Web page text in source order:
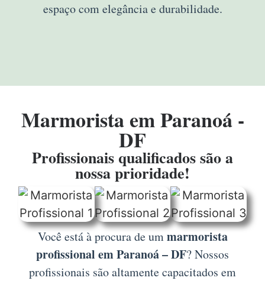
espaço com elegância e durabilidade.
Marmorista em Paranoá -
DF
Profissionais qualificados são a
nossa prioridade!
Você está à procura de ummarmorista
profissional em Paranoá – DF? Nossos
profissionais são altamente capacitados em